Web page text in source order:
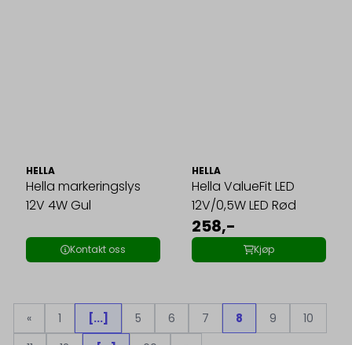
HELLA
Hella markeringslys
12V 4W Gul
Kontakt oss
HELLA
Hella ValueFit LED
12V/0,5W LED Rød
258,-
Kjøp
« 1 [...] 5 6 7 8 9
10